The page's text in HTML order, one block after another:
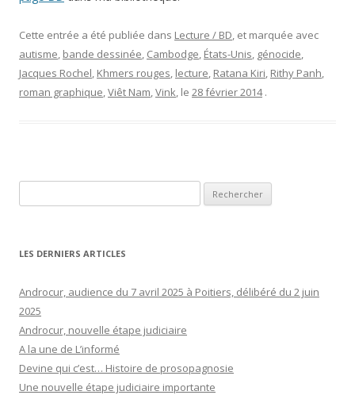
Cette entrée a été publiée dans Lecture / BD, et marquée avec
autisme, bande dessinée, Cambodge, États-Unis, génocide,
Jacques Rochel, Khmers rouges, lecture, Ratana Kiri, Rithy Panh,
roman graphique,Viêt Nam,Vink, le 28 février 2014 .
LES DERNIERS ARTICLES
Androcur, audience du 7 avril 2025 à Poitiers, délibéré du 2 juin
2025
Androcur, nouvelle étape judiciaire
A la une de L’informé
Devine qui c’est… Histoire de prosopagnosie
Une nouvelle étape judiciaire importante